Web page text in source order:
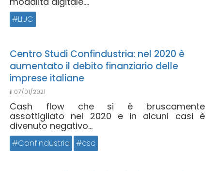
LIUC
Centro Studi Confindustria: nel 2020 è
aumentato il debito finanziario delle
imprese italiane
il 07/01/2021
Cash flow che si è bruscamente
assottigliato nel 2020 e in alcuni casi è
divenuto negativo...
Confindustria csc